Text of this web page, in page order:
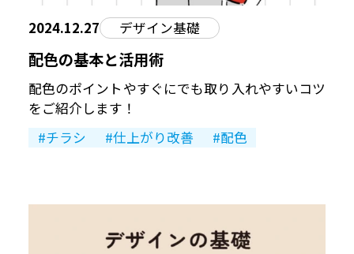
2024.12.27 デザイン基礎
配色の基本と活用術
配色のポイントやすぐにでも取り入れやすいコツ
をご紹介します！
チラシ
仕上がり改善 配色